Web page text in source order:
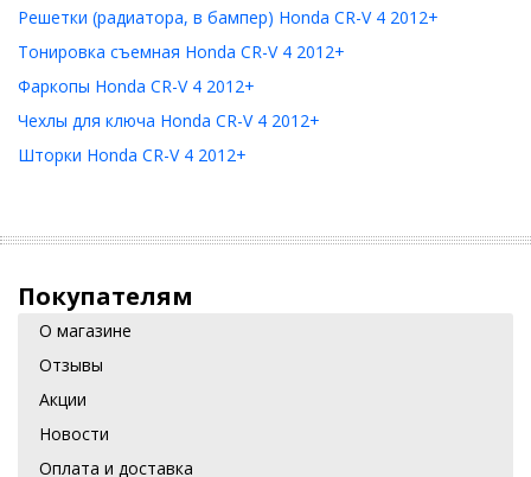
Решетки (радиатора, в бампер) Honda CR-V 4 2012+
Тонировка съемная Honda CR-V 4 2012+
Фаркопы Honda CR-V 4 2012+
Чехлы для ключа Honda CR-V 4 2012+
Шторки Honda CR-V 4 2012+
Покупателям
О магазине
Отзывы
Акции
Новости
Оплата и доставка